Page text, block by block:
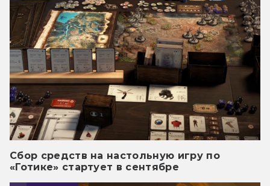
Сбор средств на настольную игру по
«Готике» стартует в сентябре